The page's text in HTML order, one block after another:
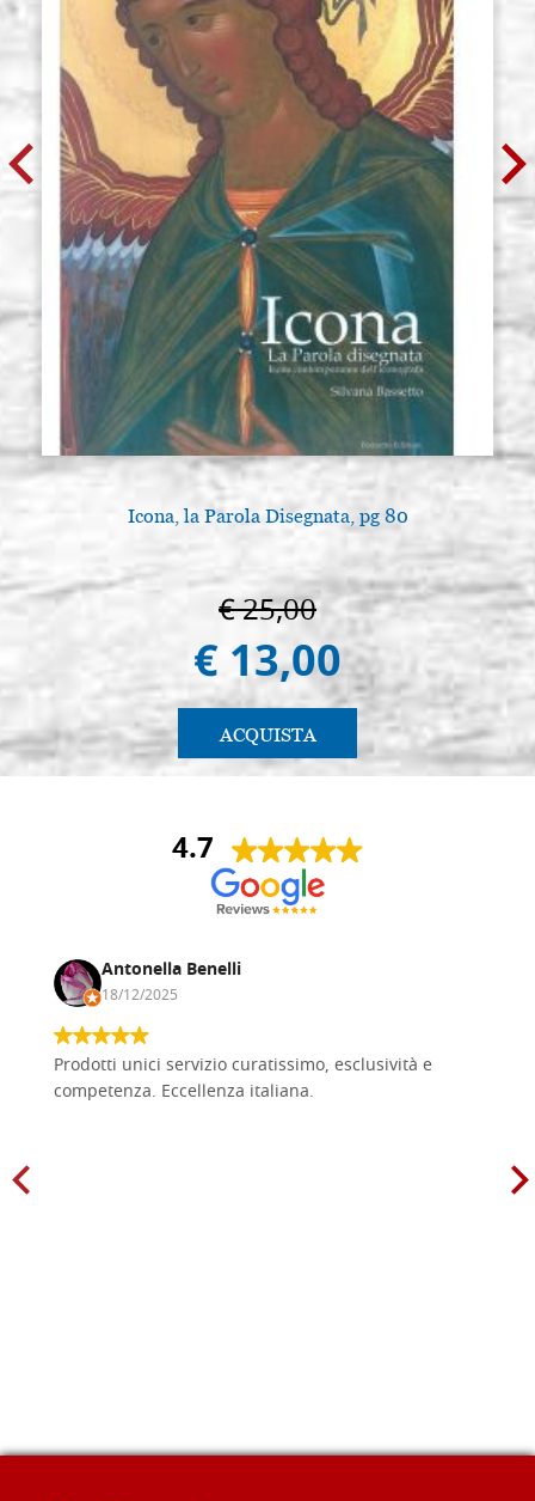
Icona, la Parola Disegnata, pg 80
€ 25,00
€ 13,00
ACQUISTA
4.7
Antonella Benelli
18/12/2025
Prodotti unici servizio curatissimo, esclusività e
competenza. Eccellenza italiana.